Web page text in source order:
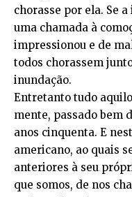
chorasse por ela. Se
uma chamada à
impressionou e de
todos chorassem
inundação.
Entretanto tudo
mente, passado bem
anos cinquenta. E
americano, ao quais
anteriores à seu
que somos, de nos